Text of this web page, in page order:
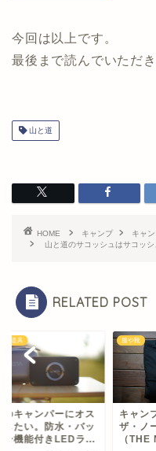
今回は以上です。
最後まで読んでいただ
山と道
HOME キャンプ
キャ
山と道のサコッシュはサコッ
RELATED POST
ンプでも十分使える
ノース・フェイス
NORTH F...
キャンプ道
我が家
いるソ
ノーピ